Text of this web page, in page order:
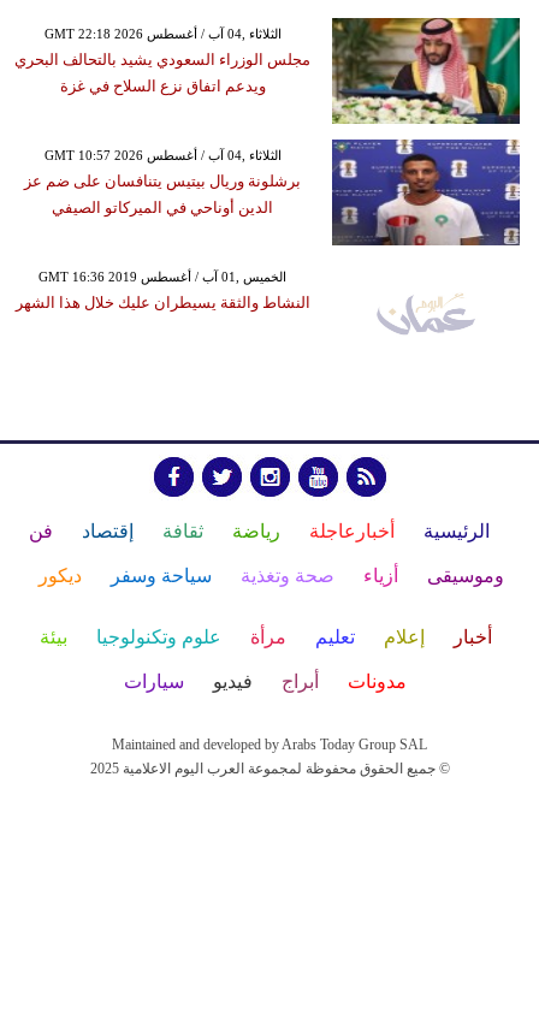
GMT 22:18 2026 الثلاثاء ,04 آب / أغسطس
مجلس الوزراء السعودي يشيد بالتحالف البحري
ويدعم اتفاق نزع السلاح في غزة
GMT 10:57 2026 الثلاثاء ,04 آب / أغسطس
برشلونة وريال بيتيس يتنافسان على ضم عز
الدين أوناحي في الميركاتو الصيفي
GMT 16:36 2019 الخميس ,01 آب / أغسطس
النشاط والثقة يسيطران عليك خلال هذا الشهر
الرئيسية أخبارعاجلة رياضة ثقافة إقتصاد فن
وموسيقى أزياء صحة وتغذية سياحة وسفر ديكور
أخبار إعلام تعليم مرأة علوم وتكنولوجيا بيئة
مدونات أبراج فيديو سيارات
Maintained and developed by Arabs Today Group SAL
جميع الحقوق محفوظة لمجموعة العرب اليوم الاعلامية 2025 ©